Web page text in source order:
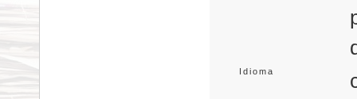
Idioma